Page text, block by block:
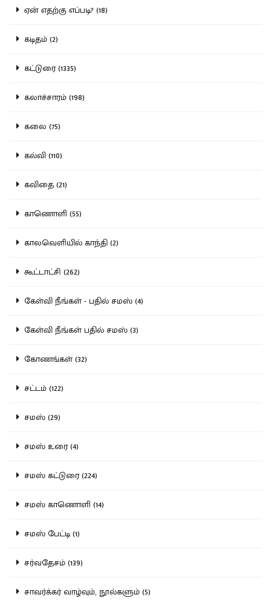
ஏன் எதற்கு எப்படி? (18)
கடிதம் (2)
கட்டுரை (1335)
கலாச்சாரம் (198)
கலை (75)
கல்வி (110)
கவிதை (21)
காணொளி (55)
காலவெளியில் காந்தி (2)
கூட்டாட்சி (262)
கேள்வி நீங்கள் - பதில் சமஸ் (4)
கேள்வி நீங்கள் பதில் சமஸ் (3)
கோணங்கள் (32)
சட்டம் (122)
சமஸ் (29)
சமஸ் உரை (4)
சமஸ் கட்டுரை (224)
சமஸ் காணொளி (14)
சமஸ் பேட்டி (1)
சர்வதேசம் (139)
சாவர்க்கர் வாழ்வும், நூல்களும் (5)